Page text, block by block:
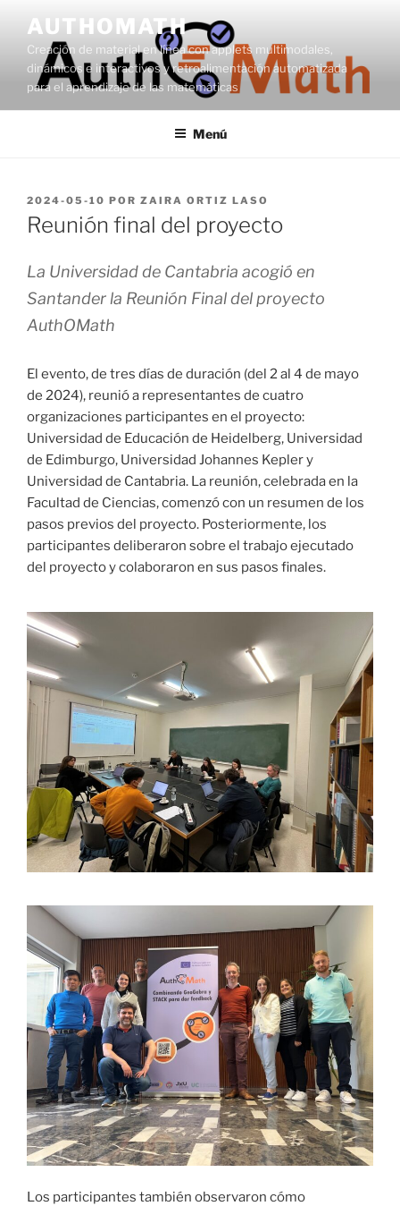
contenido
AUTHOMATH
Creación de material en línea con applets multimodales,
dinámicos e interactivos y retroalimentación automatizada
para el aprendizaje de las matemáticas
Menú
PUBLICADO
EL
2024-05-10 POR ZAIRA ORTIZ LASO
Reunión final del proyecto
La Universidad de Cantabria acogió en
Santander la Reunión Final del proyecto
AuthOMath
El evento, de tres días de duración (del 2 al 4 de mayo
de 2024), reunió a representantes de cuatro
organizaciones participantes en el proyecto:
Universidad de Educación de Heidelberg, Universidad
de Edimburgo, Universidad Johannes Kepler y
Universidad de Cantabria. La reunión, celebrada en la
Facultad de Ciencias, comenzó con un resumen de los
pasos previos del proyecto. Posteriormente, los
participantes deliberaron sobre el trabajo ejecutado
del proyecto y colaboraron en sus pasos finales.
Los participantes también observaron cómo